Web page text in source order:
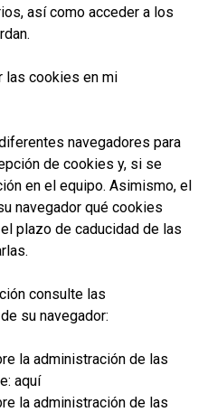
así como acceder a los
las cookies en mi
navegadores para
de cookies y, si se
en el equipo. Asimismo, el
navegador qué cookies
plazo de caducidad de las
consulte las
su navegador:
la administración de las
aquí
la administración de las